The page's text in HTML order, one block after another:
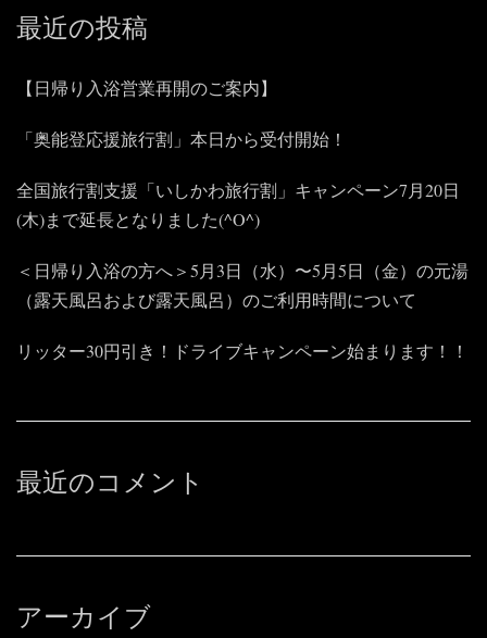
最近の投稿
【日帰り入浴営業再開のご案内】
「奥能登応援旅行割」本日から受付開始！
全国旅行割支援「いしかわ旅行割」キャンペーン7月20日
(木)まで延長となりました(^O^)
＜日帰り入浴の方へ＞5月3日（水）〜5月5日（金）の元湯
（露天風呂および露天風呂）のご利用時間について
リッター30円引き！ドライブキャンペーン始まります！！
最近のコメント
アーカイブ